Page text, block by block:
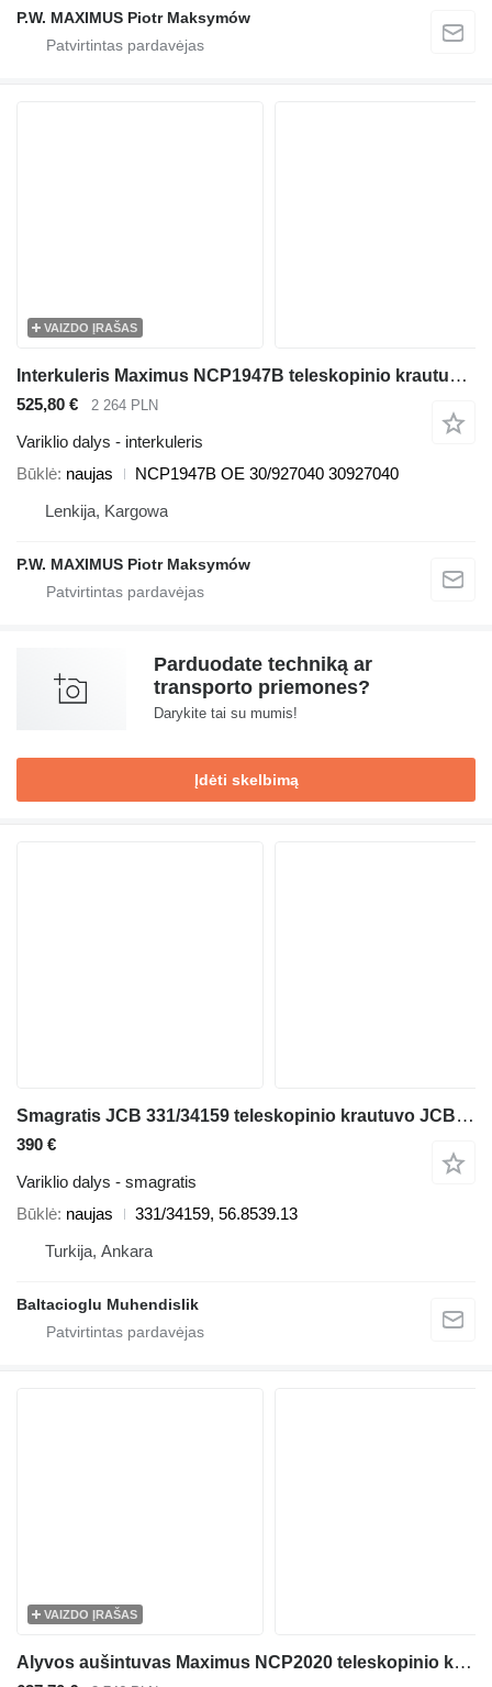
P.W. MAXIMUS Piotr Maksymów
VAIZDO ĮRAŠAS
Interkuleris Maximus NCP1947B teleskopinio krautuvo JCB 536-70 540-140 531-70 533-105 535-95 536-60 536-70 540-170 541-70 550-140
525,80 € 2 264 PLN
Variklio dalys - interkuleris
Būklė naujas
NCP1947B OE 30/927040 30927040
Lenkija, Kargowa
P.W. MAXIMUS Piotr Maksymów
Parduodate techniką ar
transporto priemones?
Darykite tai su mumis!
Įdėti skelbimą
Smagratis JCB 331/34159 teleskopinio krautuvo JCB 537LE SWAY; 537 SWAY; 535-125; 532LE; 537; 532LE SWAY; 532; 537LE; 532 SWAY; 540-170; 540-140; .550; 5508; 550; .532LE; .535-125; .532 SWAY; .532LE SWAY; .532; 550LE;
390 €
Variklio dalys - smagratis
Būklė naujas
331/34159, 56.8539.13
Turkija, Ankara
Baltacioglu Muhendislik
VAIZDO ĮRAŠAS
Alyvos aušintuvas Maximus NCP2020 teleskopinio krautuvo JCB 536-70 536-60 531-70 541-70 560-80 535-95 550-80 540-140 540-200 540-170 550-140 550-170